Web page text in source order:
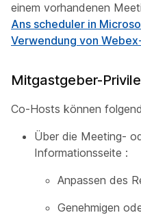
einem vorhandenen
Ans scheduler in
Verwendung von
Mitgastgeber-
Co-Hosts können
Über die Meeting-
Informationsseite :
Anpassen des
Genehmigen